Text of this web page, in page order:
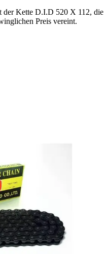
der Kette D.I.D 520 X 112, die
Preis vereint.